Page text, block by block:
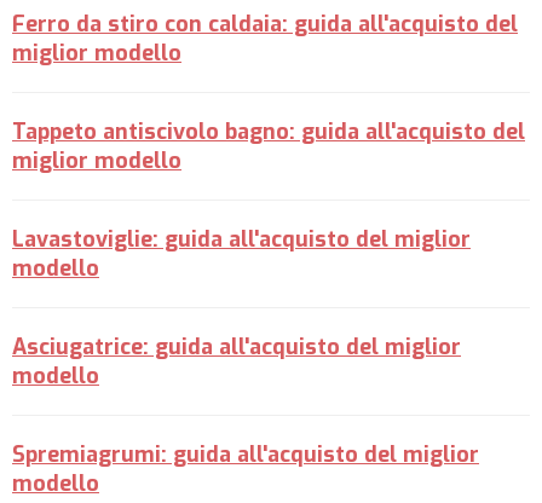
Ferro da stiro con caldaia: guida all'acquisto del
miglior modello
Tappeto antiscivolo bagno: guida all'acquisto del
miglior modello
Lavastoviglie: guida all'acquisto del miglior
modello
Asciugatrice: guida all'acquisto del miglior
modello
Spremiagrumi: guida all'acquisto del miglior
modello